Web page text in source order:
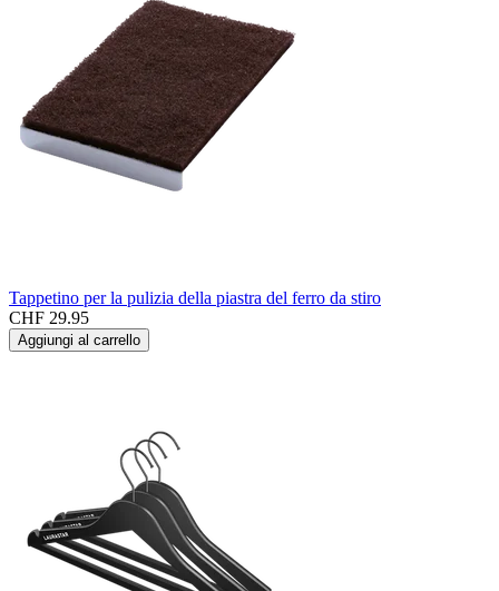
Tappetino per la pulizia della piastra del ferro da stiro
CHF 29.95
Aggiungi al carrello